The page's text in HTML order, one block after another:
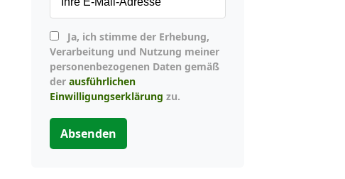
Verarbeitung und Nutzung meiner
personenbezogenen Daten gemäß
der ausführlichen
Einwilligungserklärung zu.
Absenden